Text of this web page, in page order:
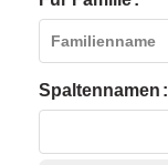
Spaltennamen